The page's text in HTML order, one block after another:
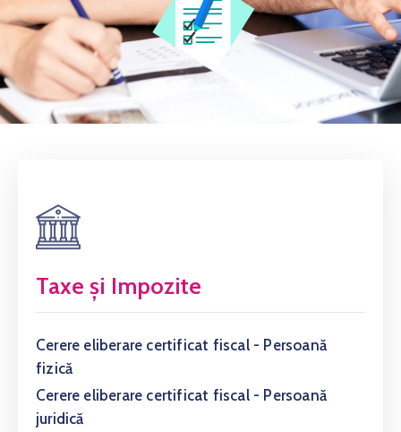
Taxe și Impozite
Cerere eliberare certificat fiscal - Persoană
fizică
Cerere eliberare certificat fiscal - Persoană
juridică